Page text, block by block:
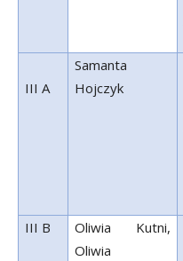
III A
Samanta
Hojczyk
III B
Oliwia Kutni,
Oliwia